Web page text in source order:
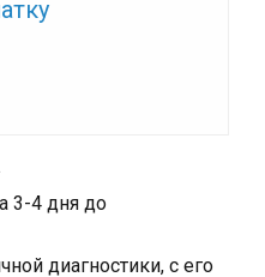
3-4 дня до
диагностики, с его